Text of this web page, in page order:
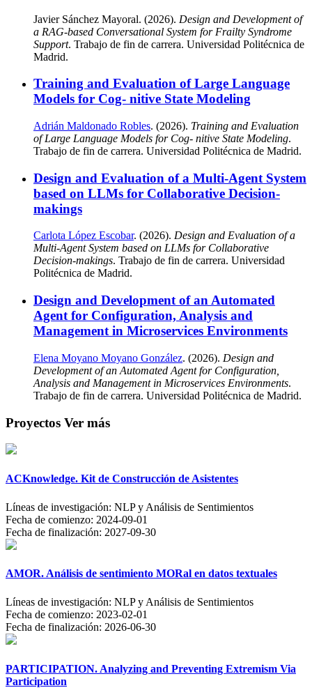
Javier Sánchez Mayoral. (2026). Design and Development of
a RAG-based Conversational System for Frailty Syndrome
Support. Trabajo de fin de carrera. Universidad Politécnica de
Madrid.
Training and Evaluation of Large Language
Models for Cog- nitive State Modeling
Adrián Maldonado Robles. (2026). Training and Evaluation
of Large Language Models for Cog- nitive State Modeling.
Trabajo de fin de carrera. Universidad Politécnica de Madrid.
Design and Evaluation of a Multi-Agent System
based on LLMs for Collaborative Decision-
makings
Carlota López Escobar. (2026). Design and Evaluation of a
Multi-Agent System based on LLMs for Collaborative
Decision-makings. Trabajo de fin de carrera. Universidad
Politécnica de Madrid.
Design and Development of an Automated
Agent for Configuration, Analysis and
Management in Microservices Environments
Elena Moyano Moyano González. (2026). Design and
Development of an Automated Agent for Configuration,
Analysis and Management in Microservices Environments.
Trabajo de fin de carrera. Universidad Politécnica de Madrid.
Proyectos Ver más
ACKnowledge. Kit de Construcción de Asistentes
Líneas de investigación: NLP y Análisis de Sentimientos
Fecha de comienzo: 2024-09-01
Fecha de finalización: 2027-09-30
AMOR. Análisis de sentimiento MORal en datos textuales
Líneas de investigación: NLP y Análisis de Sentimientos
Fecha de comienzo: 2023-02-01
Fecha de finalización: 2026-06-30
PARTICIPATION. Analyzing and Preventing Extremism Via
Participation